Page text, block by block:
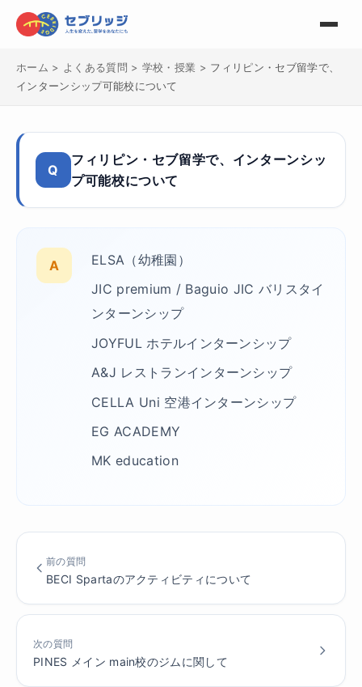
ホーム > よくある質問 > 学校・授業 > フィリピン・セブ留学で、
インターンシップ可能校について
Q
フィリピン・セブ留学で、インターンシッ
プ可能校について
A
ELSA（幼稚園）
JIC premium / Baguio JIC バリスタイ
ンターンシップ
JOYFUL ホテルインターンシップ
A&J レストランインターンシップ
CELLA Uni 空港インターンシップ
EG ACADEMY
MK education
前の質問
BECI Spartaのアクティビティについて
次の質問
PINES メイン main校のジムに関して